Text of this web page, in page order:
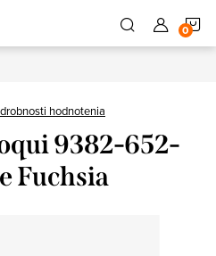
hodnotenia
9382-652-
Fuchsia